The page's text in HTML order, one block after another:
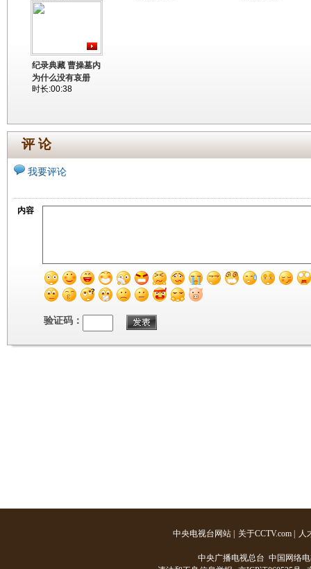
纪录典藏 曹操墓内
为什么没有哀册
时长:00:38
评 论
我要评论
内容
验证码：
中央电视台网站 关于CCTV.com 人
中央广播电视总台 中国网络